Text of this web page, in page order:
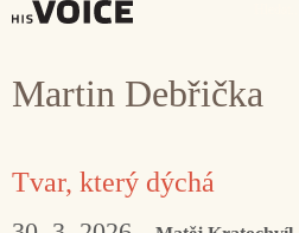
Martin Debřička
Tvar, který dýchá